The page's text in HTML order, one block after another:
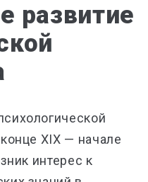
развитие
XIX — начале
интерес к